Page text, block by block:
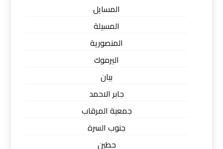
المسايل
المسيلة
المنصورية
اليرموك
بيان
جابر الاحمد
جمعية المرقاب
جنوب السرة
حطين